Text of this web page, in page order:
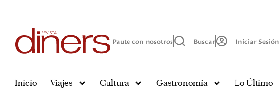
Paute con nosotros Buscar Iniciar Sesión
Inicio Viajes Cultura Gastronomía Lo Último